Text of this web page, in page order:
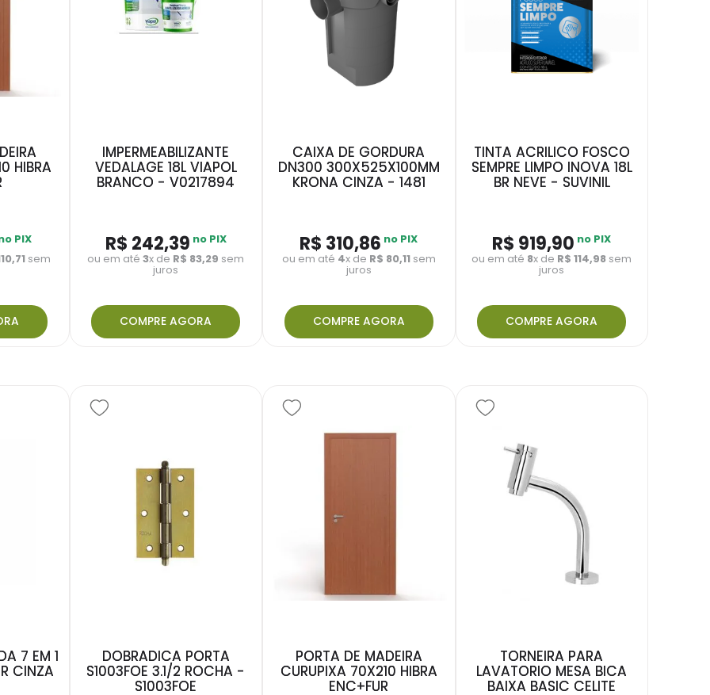
HIBRA
PIX
,71 sem
IMPERMEABILIZANTE
VEDALAGE 18L VIAPOL
BRANCO - V0217894
R$ 242,39 no PIX
ou em até3x de R$ 83,29 sem
juros
COMPRE AGORA
CAIXA DE GORDURA
DN300 300X525X100MM
KRONA CINZA - 1481
R$ 310,86 no PIX
ou em até 4x de R$ 80,11sem
juros
COMPRE AGORA
TINTA ACRILICO FOSCO
SEMPRE LIMPO INOVA 18L
BR NEVE - SUVINIL
R$ 919,90 no PIX
ou em até 8x de R$ 114,98 sem
juros
COMPRE AGORA
7 EM 1
CINZA
DOBRADICA PORTA
S1003FOE 3.1/2 ROCHA -
S1003FOE
PORTA DE MADEIRA
CURUPIXA 70X210 HIBRA
ENC+FUR
TORNEIRA PARA
LAVATORIO MESA BICA
BAIXA BASIC CELITE